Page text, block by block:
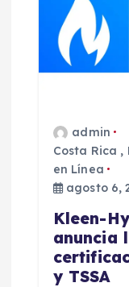
admin
Costa Rica ,
en Línea
agosto 6,
Kleen-
anuncia
y TSSA